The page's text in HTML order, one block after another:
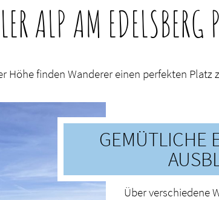
ALP AM EDELSBERG
Höhe finden Wanderer einen perfekten Platz
GEMÜTLICHE
Über verschiedene